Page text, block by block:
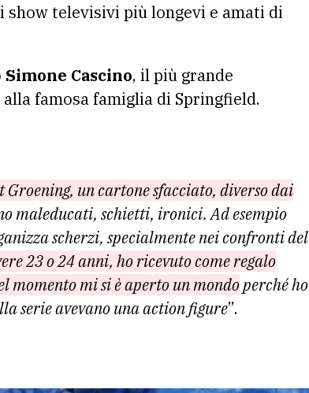
show televisivi più longevi e amati di
Simone Cascino, il più grande
famosa famiglia di Springfield.
un cartone sfacciato, diverso dai
maleducati, schietti, ironici. Ad esempio
scherzi, specialmente nei confronti del
23 o 24 anni, ho ricevuto come regalo
momento mi si è aperto un mondoperché ho
serie avevano una action figure”.